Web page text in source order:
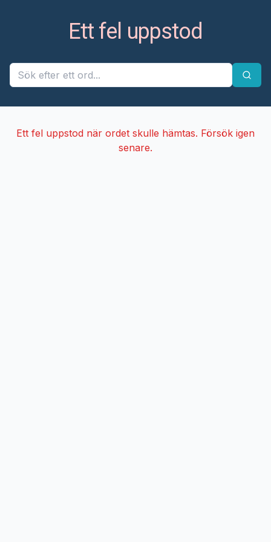
Ett fel uppstod
Ett fel uppstod när ordet skulle hämtas. Försök igen
senare.